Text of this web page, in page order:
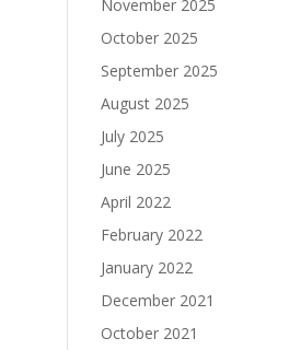
November 2025
October 2025
September 2025
August 2025
July 2025
June 2025
April 2022
February 2022
January 2022
December 2021
October 2021